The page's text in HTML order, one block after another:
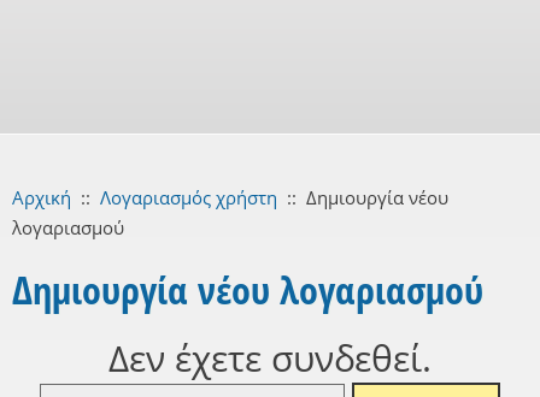
Αρχική :: Λογαριασμός χρήστη :: Δημιουργία νέου
λογαριασμού
Δημιουργία νέου λογαριασμού
Δεν έχετε συνδεθεί.